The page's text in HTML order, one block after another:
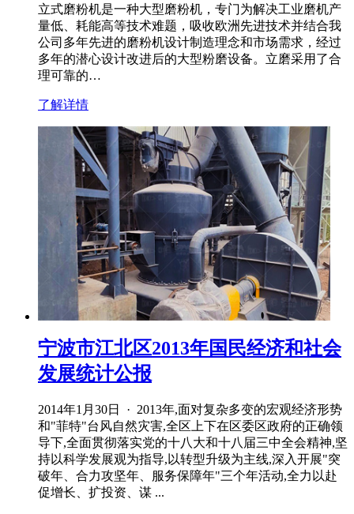
立式磨粉机是一种大型磨粉机，专门为解决工业磨机产
量低、耗能高等技术难题，吸收欧洲先进技术并结合我
公司多年先进的磨粉机设计制造理念和市场需求，经过
多年的潜心设计改进后的大型粉磨设备。立磨采用了合
理可靠的…
了解详情
宁波市江北区2013年国民经济和社会
发展统计公报
2014年1月30日 · 2013年,面对复杂多变的宏观经济形势
和"菲特"台风自然灾害,全区上下在区委区政府的正确领
导下,全面贯彻落实党的十八大和十八届三中全会精神,坚
持以科学发展观为指导,以转型升级为主线,深入开展"突
破年、合力攻坚年、服务保障年"三个年活动,全力以赴
促增长、扩投资、谋 ...